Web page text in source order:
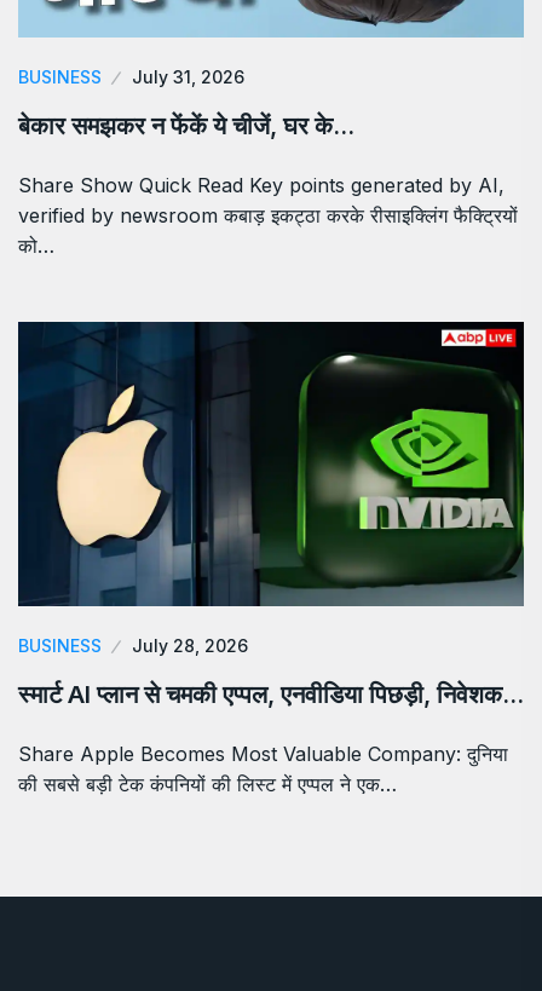
BUSINESS July 31, 2026
बेकार समझकर न फेंकें ये चीजें, घर के…
Share Show Quick Read Key points generated by AI,
verified by newsroom कबाड़ इकट्ठा करके रीसाइक्लिंग फैक्ट्रियों
को…
BUSINESS July 28, 2026
स्मार्ट AI प्लान से चमकी एप्पल, एनवीडिया पिछड़ी, निवेशक…
Share Apple Becomes Most Valuable Company: दुनिया
की सबसे बड़ी टेक कंपनियों की लिस्ट में एप्पल ने एक…